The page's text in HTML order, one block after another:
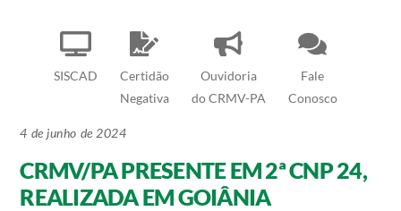
SISCAD
Certidão
Negativa
Ouvidoria
do CRMV-PA
Fale
Conosco
4 de junho de 2024
CRMV/PA PRESENTE EM 2ª CNP 24,
REALIZADA EM GOIÂNIA